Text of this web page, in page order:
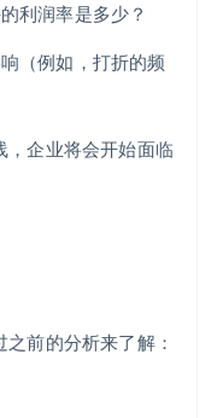
利润率是多少？
（例如，打折的频
，企业将会开始面临
前的分析来了解：